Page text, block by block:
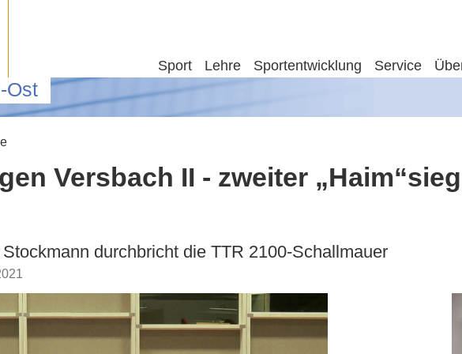
Sport Lehre Sportentwicklung Service
Ost
Versbach II - zweiter
durchbricht die TTR 2100-Schallmauer